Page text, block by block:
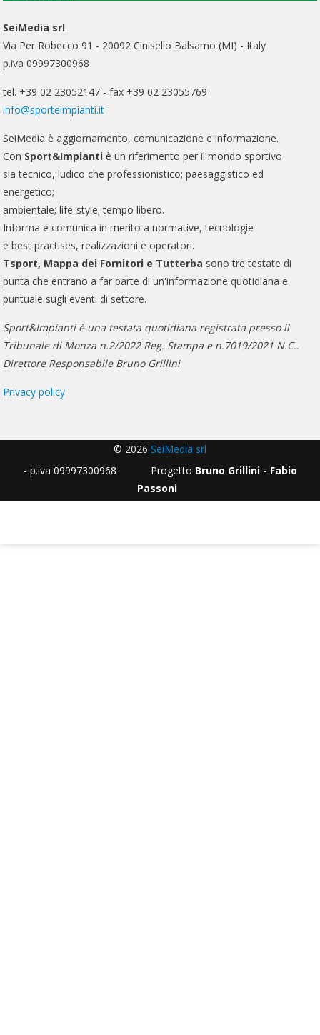
SeiMedia srl
Via Per Robecco 91 - 20092 Cinisello Balsamo (MI) - Italy
p.iva 09997300968
tel. +39 02 23052147 - fax +39 02 23055769
info@sporteimpianti.it
SeiMedia è aggiornamento, comunicazione e informazione.
Con Sport&Impianti è un riferimento per il mondo sportivo
sia tecnico, ludico che professionistico; paesaggistico ed
energetico;
ambientale; life-style; tempo libero.
Informa e comunica in merito a normative, tecnologie
e best practises, realizzazioni e operatori.
Tsport, Mappa dei Fornitori e Tutterba sono tre testate di
punta che entrano a far parte di un'informazione quotidiana e
puntuale sugli eventi di settore.
Sport&Impianti è una testata quotidiana registrata presso il
Tribunale di Monza n.2/2022 Reg. Stampa e n.7019/2021 N.C..
Direttore Responsabile Bruno Grillini
Privacy policy
© 2026 SeiMedia srl
- p.iva 09997300968 Progetto Bruno Grillini - Fabio
Passoni